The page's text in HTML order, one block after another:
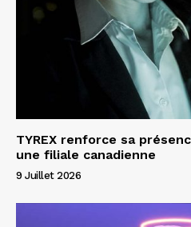
TYREX renforce sa
une filiale canadienne
9 Juillet 2026